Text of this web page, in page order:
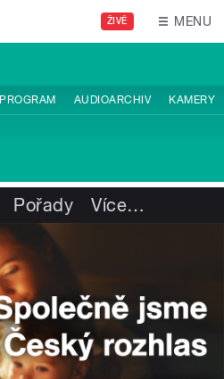
ŽIVĚ MENU
PROGRAM AUDIOARCHIV KAMERY
Pořady Více…